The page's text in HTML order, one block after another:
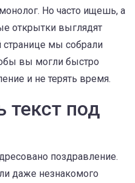
Но часто ищешь, а
открытки выглядят
мы собрали
вы могли быстро
и не терять время.
текст под
поздравление.
даже незнакомого